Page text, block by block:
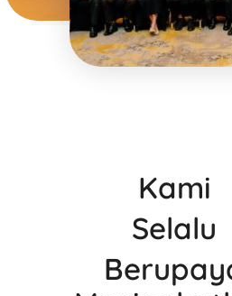
Kami
Selalu